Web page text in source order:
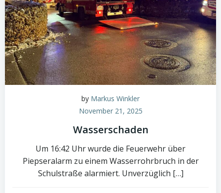
by Markus Winkler
November 21, 2025
Wasserschaden
Um 16:42 Uhr wurde die Feuerwehr über
Piepseralarm zu einem Wasserrohrbruch in der
Schulstraße alarmiert. Unverzüglich […]